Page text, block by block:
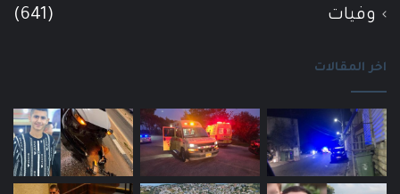
وفيات (641)
اخر المقالات